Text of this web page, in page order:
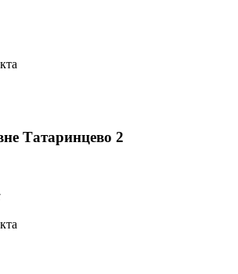
Татаринцево 2